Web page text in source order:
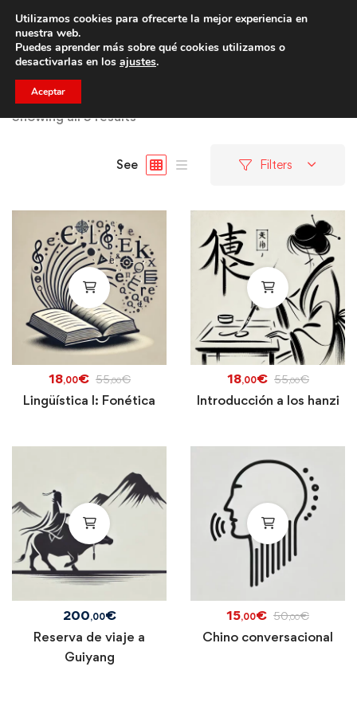
Trae a un amigo y llevaos un total de 75€ de descuento.
Showing all 5 results
See Filters
18,00€ 55,00€
Lingüística I: Fonética
18,00€ 55,00€
Introducción a los hanzi
200,00€
Reserva de viaje a
Guiyang
15,00€ 50,00€
Chino conversacional
Utilizamos cookies para ofrecerte la mejor experiencia en
nuestra web.
Puedes aprender más sobre qué cookies utilizamos o
desactivarlas en los ajustes.
Aceptar